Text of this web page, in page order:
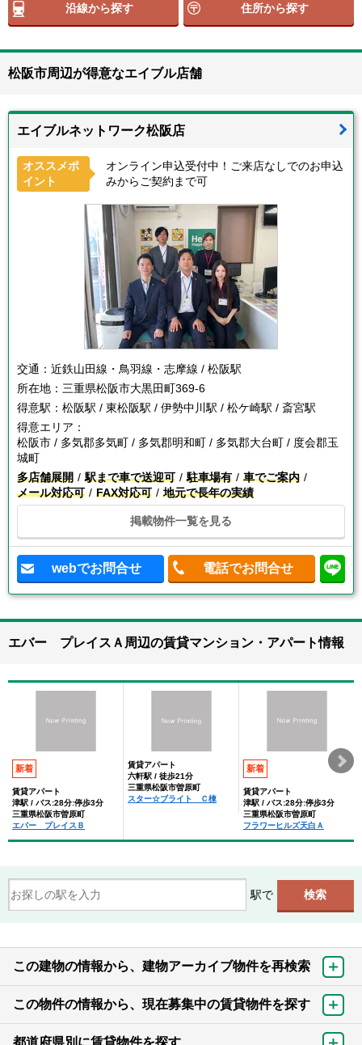
沿線から探す 住所から探す
松阪市周辺が得意なエイブル店舗
エイブルネットワーク松阪店
オススメポ
イント
オンライン申込受付中！ご来店なしでのお申込
みからご契約まで可
交通： 近鉄山田線・鳥羽線・志摩線 / 松阪駅
所在地： 三重県松阪市大黒田町369-6
得意駅： 松阪駅 / 東松阪駅 / 伊勢中川駅 / 松ケ崎駅 / 斎宮駅
得意エリア：
松阪市 / 多気郡多気町 / 多気郡明和町 / 多気郡大台町 / 度会郡玉
城町
多店舗展開
駅まで車で送迎可 駐車場有
車でご案内
メール対応可
FAX対応可 地元で長年の実績
掲載物件一覧を見る
webでお問合せ 電話でお問合せ
エバー プレイスＡ周辺の賃貸マンション・アパート情報
新着
賃貸アパート
津駅 / バス:28分:停歩3分
三重県松阪市曽原町
エバー プレイスＢ
賃貸アパート
六軒駅 / 徒歩21分
三重県松阪市曽原町
スター☆ブライト Ｃ棟
新着
賃貸アパート
津駅 / バス:28分:停歩3分
三重県松阪市曽原町
フラワーヒルズ天白Ａ
駅で
この建物の情報から、建物アーカイブ物件を再検索
この物件の情報から、現在募集中の賃貸物件を探す
都道府県別に賃貸物件を探す